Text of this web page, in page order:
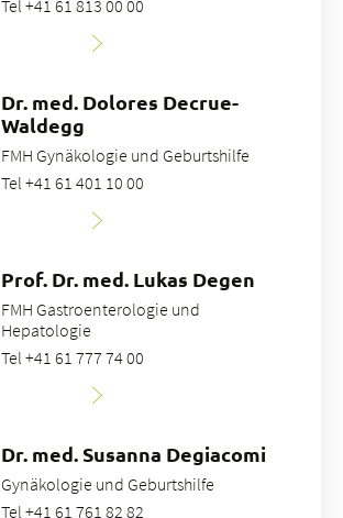
Tel +41 61 813 00 00
Dr. med. Dolores Decrue-
Waldegg
FMH Gynäkologie und Geburtshilfe
Tel +41 61 401 10 00
Prof. Dr. med. Lukas Degen
FMH Gastroenterologie und
Hepatologie
Tel +41 61 777 74 00
Dr. med. Susanna Degiacomi
Gynäkologie und Geburtshilfe
Tel +41 61 761 82 82